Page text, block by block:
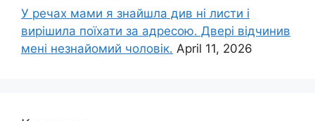
У речах мами я знайшла див ні листи і
вирішила поїхати за адресою. Двері відчинив
мені незнайомий чоловік. April 11, 2026